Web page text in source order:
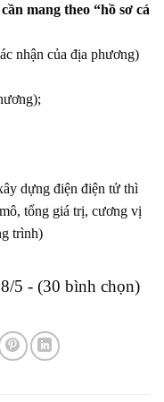
mang theo “hồ sơ cá
nhận của địa phương)
dựng điện điện tử thì
tổng giá trị, cương vị
trình)
5 - (30 bình chọn)